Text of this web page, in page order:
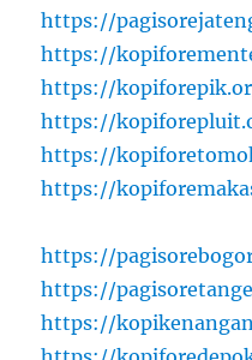
https://
https://
https://
https://
https://
https://
https://
https://
https://